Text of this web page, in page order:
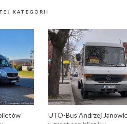
KATEGORII
UTO-Bus Andrzej